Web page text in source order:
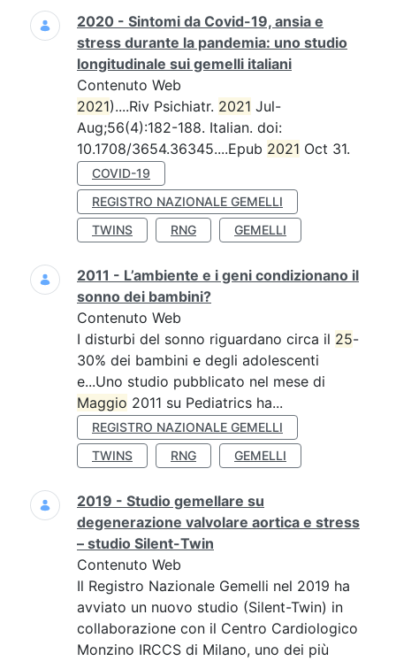
Ricerca
2020 - Sintomi da Covid-19, ansia e
stress durante la pandemia: uno studio
longitudinale sui gemelli italiani
Contenuto Web
2021)....Riv Psichiatr. 2021 Jul-
Aug;56(4):182-188. Italian. doi:
10.1708/3654.36345....Epub 2021 Oct 31.
COVID-19
REGISTRO NAZIONALE GEMELLI
TWINS
RNG GEMELLI
2011 - L’ambiente e i geni condizionano il
sonno dei bambini?
Contenuto Web
I disturbi del sonno riguardano circa il 25-
30% dei bambini e degli adolescenti
e...Uno studio pubblicato nel mese di
Maggio 2011 su Pediatrics ha...
REGISTRO NAZIONALE GEMELLI
TWINS
RNG GEMELLI
2019 - Studio gemellare su
degenerazione valvolare aortica e stress
– studio Silent-Twin
Contenuto Web
Il Registro Nazionale Gemelli nel 2019 ha
avviato un nuovo studio (Silent-Twin) in
collaborazione con il Centro Cardiologico
Monzino IRCCS di Milano, uno dei più